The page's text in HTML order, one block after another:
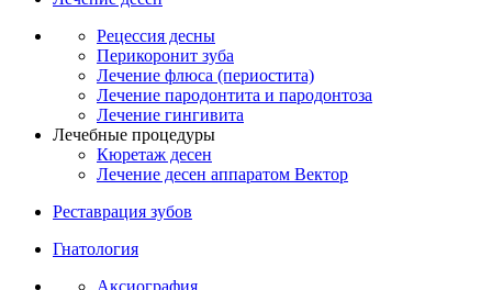
Рецессия десны
Перикоронит зуба
Лечение флюса (периостита)
Лечение пародонтита и пародонтоза
Лечение гингивита
Лечебные процедуры
Кюретаж десен
Лечение десен аппаратом Вектор
Реставрация зубов
Гнатология